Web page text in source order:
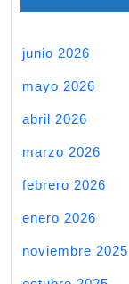
junio 2026
mayo 2026
abril 2026
marzo 2026
febrero 2026
enero 2026
noviembre 2025